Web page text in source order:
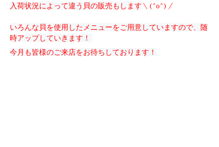
入荷状況によって違う貝の販売もします ＼(^o^)／
いろんな貝を使用したメニューをご用意していますので、随
時アップしていきます！
今月も皆様のご来店をお待ちしております！